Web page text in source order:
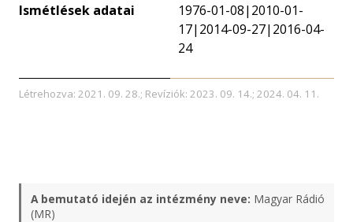
Ismétlések adatai
1976-01-08|2010-01-
17|2014-09-27|2016-04-
24
Létrehozva: 2021. 09. 28.; Revíziók: 2023. 09. 14.; 2024. 04. 11.
A bemutató idején az intézmény neve: Magyar Rádió
(MR)